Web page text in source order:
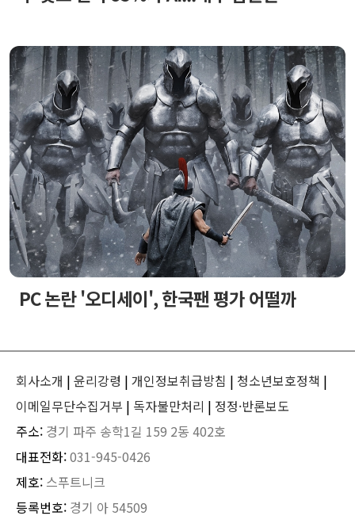
PC 논란 '오디세이', 한국팬 평가 어떨까
회사소개 | 윤리강령 | 개인정보취급방침 | 청소년보호정책 |
이메일무단수집거부 | 독자불만처리 | 정정·반론보도
주소: 경기 파주 송학1길 159 2동 402호
대표전화:031-945-0426
제호: 스푸트니크
등록번호: 경기 아 54509